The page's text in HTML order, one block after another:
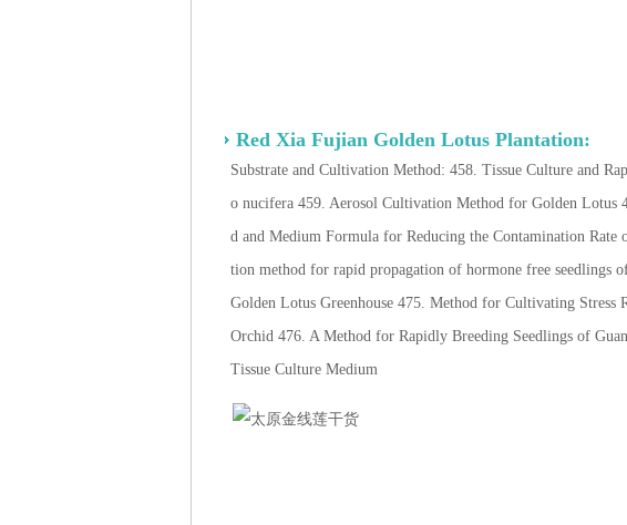
Red Xia Fujian Golden Lotus Plantation:
Substrate and Cultivation Method: 458. Tissue Culture and
o nucifera 459. Aerosol Cultivation Method for Golden Lotus
d and Medium Formula for Reducing the Contamination
tion method for rapid propagation of hormone free seedlings
Golden Lotus Greenhouse 475. Method for Cultivating Stress
Orchid 476. A Method for Rapidly Breeding Seedlings of
Tissue Culture Medium